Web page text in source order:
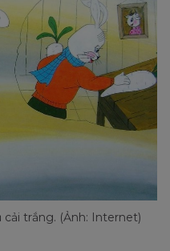
cải trắng. (Ảnh: Internet)